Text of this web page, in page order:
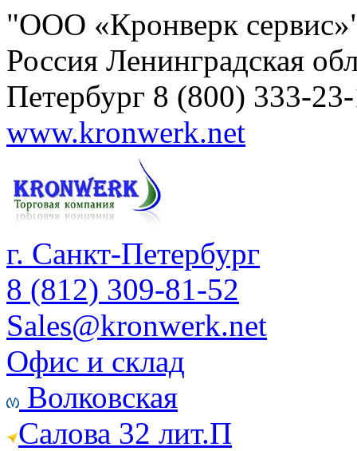
"ООО «Кронверк
Россия Ленинградская
Петербург 8 (800) 333-
www.kronwerk.net
г. Санкт-Петербург
8 (812) 309-81-52
Sales@kronwerk.net
Офис и склад
Волковская
Салова 32 лит.П